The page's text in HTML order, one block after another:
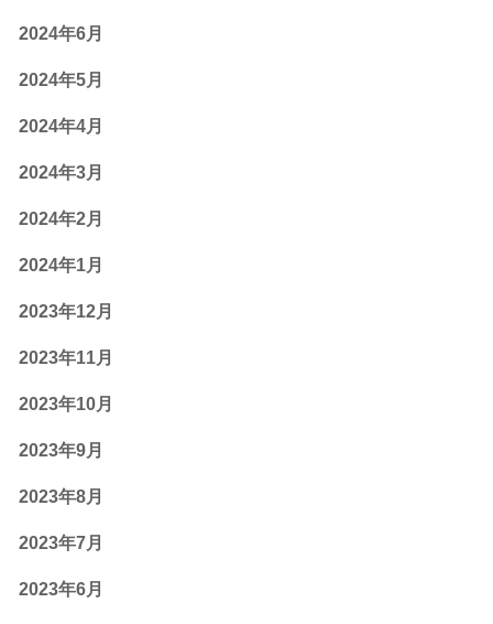
2024年6月
2024年5月
2024年4月
2024年3月
2024年2月
2024年1月
2023年12月
2023年11月
2023年10月
2023年9月
2023年8月
2023年7月
2023年6月